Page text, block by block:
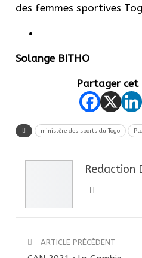
des femmes sportives
Solange BITHO
Partager
ministère des sports du Togo
Redaction
ARTICLE PRÉCÉDENT